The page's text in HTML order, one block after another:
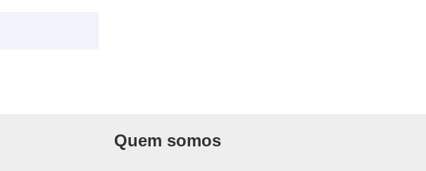
Quem somos